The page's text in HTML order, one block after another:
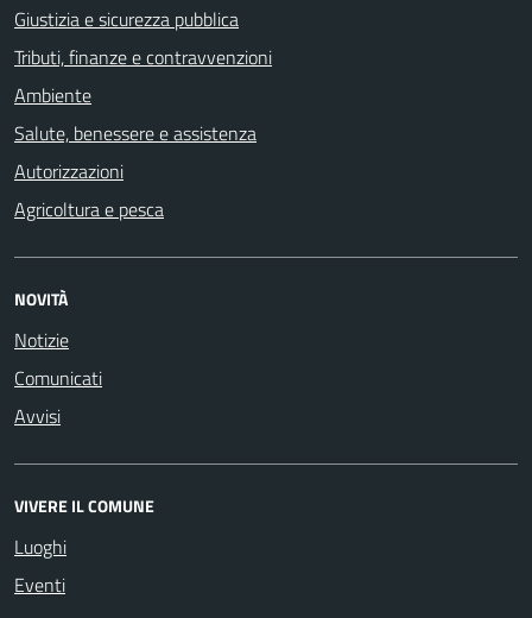
Giustizia e sicurezza pubblica
Tributi, finanze e contravvenzioni
Ambiente
Salute, benessere e assistenza
Autorizzazioni
Agricoltura e pesca
NOVITÀ
Notizie
Comunicati
Avvisi
VIVERE IL COMUNE
Luoghi
Eventi